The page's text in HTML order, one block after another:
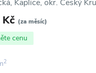
Kaplice, okr. Český
(za měsíc)
cenu
2